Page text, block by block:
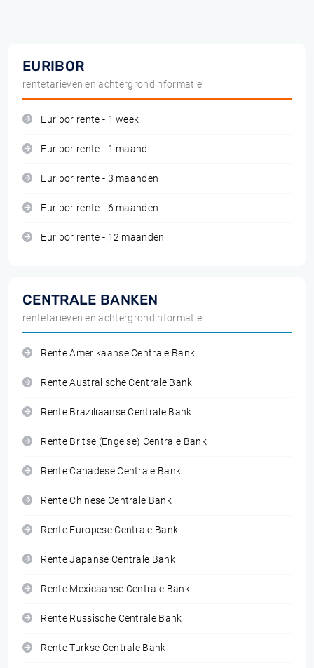
EURIBOR
rentetarieven en achtergrondinformatie
Euribor rente - 1 week
Euribor rente - 1 maand
Euribor rente - 3 maanden
Euribor rente - 6 maanden
Euribor rente - 12 maanden
CENTRALE BANKEN
rentetarieven en achtergrondinformatie
Rente Amerikaanse Centrale Bank
Rente Australische Centrale Bank
Rente Braziliaanse Centrale Bank
Rente Britse (Engelse) Centrale Bank
Rente Canadese Centrale Bank
Rente Chinese Centrale Bank
Rente Europese Centrale Bank
Rente Japanse Centrale Bank
Rente Mexicaanse Centrale Bank
Rente Russische Centrale Bank
Rente Turkse Centrale Bank